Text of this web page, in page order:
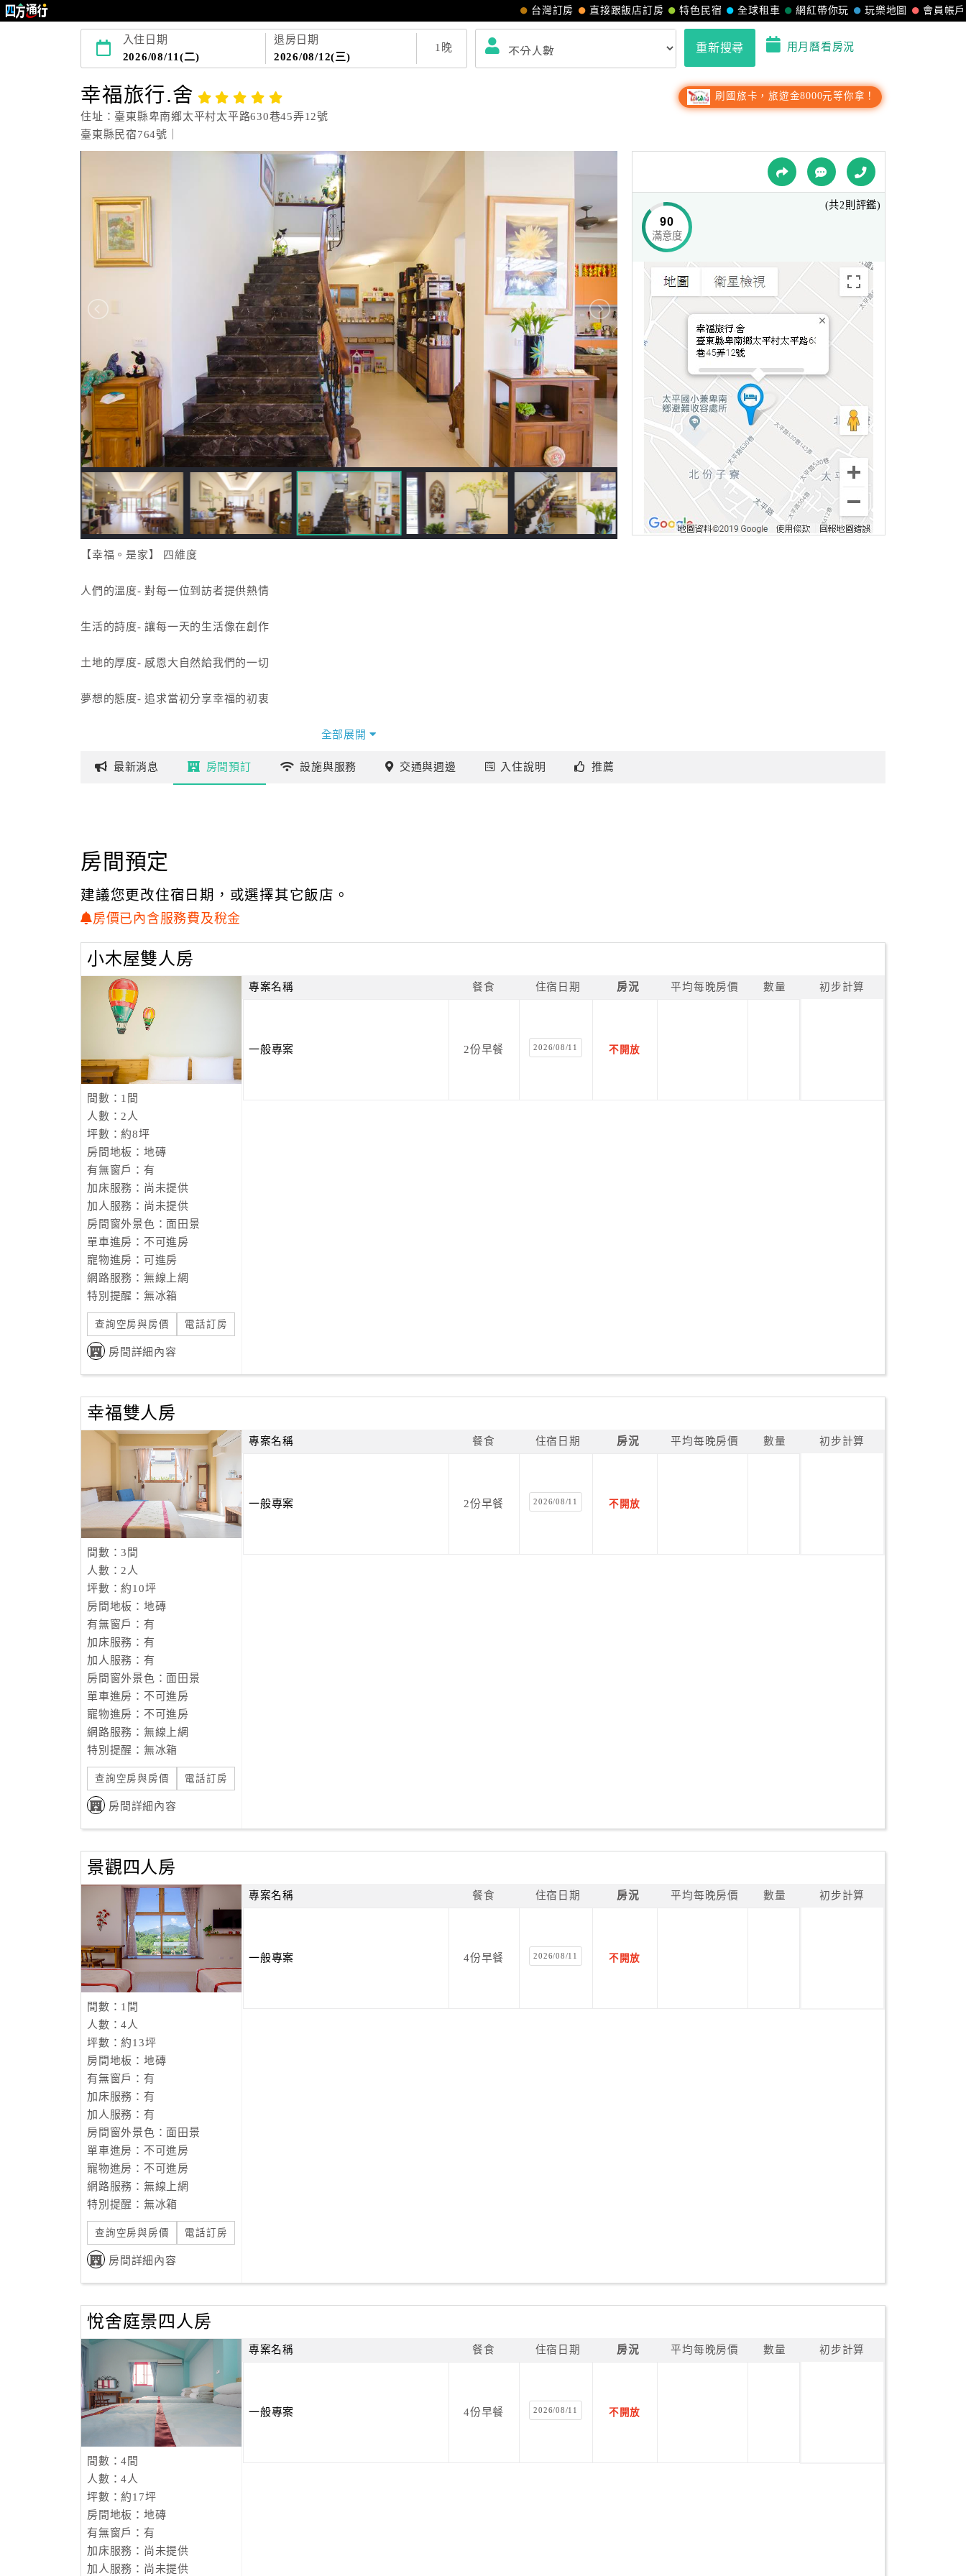
會員帳戶
玩樂地圖
網紅帶你玩
全球租車
特色民宿
直接跟飯店訂房
台灣訂房
入住日期
2026/08/11(二)
退房日期
2026/08/12(三)
1 晚 重新搜尋 用月曆看房況
幸福旅行.舍
住址：臺東縣卑南鄉太平村太平路630巷45弄12號
臺東縣民宿764號｜
刷國旅卡，旅遊金8000元等你拿！
【幸福。是家】 四維度
人們的溫度- 對每一位到訪者提供熱情
生活的詩度- 讓每一天的生活像在創作
土地的厚度- 感恩大自然給我們的一切
夢想的態度- 追求當初分享幸福的初衷
全部展開
90
滿意度
(共2則評鑑)
最新消息 房間預訂 設施與服務 交通與週邊 入住說明 推薦
房間預定
建議您更改住宿日期，或選擇其它飯店。
房價已內含服務費及稅金
小木屋雙人房
間數：1間
人數：2人
坪數：約8坪
房間地板：地磚
有無窗戶：有
加床服務：尚未提供
加人服務：尚未提供
房間窗外景色：面田景
單車進房：不可進房
寵物進房：可進房
網路服務：無線上網
特別提醒：無冰箱
查詢空房與房價 電話訂房
房間詳細內容
專案名稱 餐食 住宿日期 房況 平均每晚房價 數量 初步計算
一般專案 2份早餐 2026/08/11 不開放
幸福雙人房
間數：3間
人數：2人
坪數：約10坪
房間地板：地磚
有無窗戶：有
加床服務：有
加人服務：有
房間窗外景色：面田景
單車進房：不可進房
寵物進房：不可進房
網路服務：無線上網
特別提醒：無冰箱
查詢空房與房價 電話訂房
房間詳細內容
專案名稱 餐食 住宿日期 房況 平均每晚房價 數量 初步計算
一般專案 2份早餐 2026/08/11 不開放
景觀四人房
間數：1間
人數：4人
坪數：約13坪
房間地板：地磚
有無窗戶：有
加床服務：有
加人服務：有
房間窗外景色：面田景
單車進房：不可進房
寵物進房：不可進房
網路服務：無線上網
特別提醒：無冰箱
查詢空房與房價 電話訂房
房間詳細內容
專案名稱 餐食 住宿日期 房況 平均每晚房價 數量 初步計算
一般專案 4份早餐 2026/08/11 不開放
悅舍庭景四人房
間數：4間
人數：4人
坪數：約17坪
房間地板：地磚
有無窗戶：有
加床服務：尚未提供
加人服務：尚未提供
專案名稱 餐食 住宿日期 房況 平均每晚房價 數量 初步計算
一般專案 4份早餐 2026/08/11 不開放